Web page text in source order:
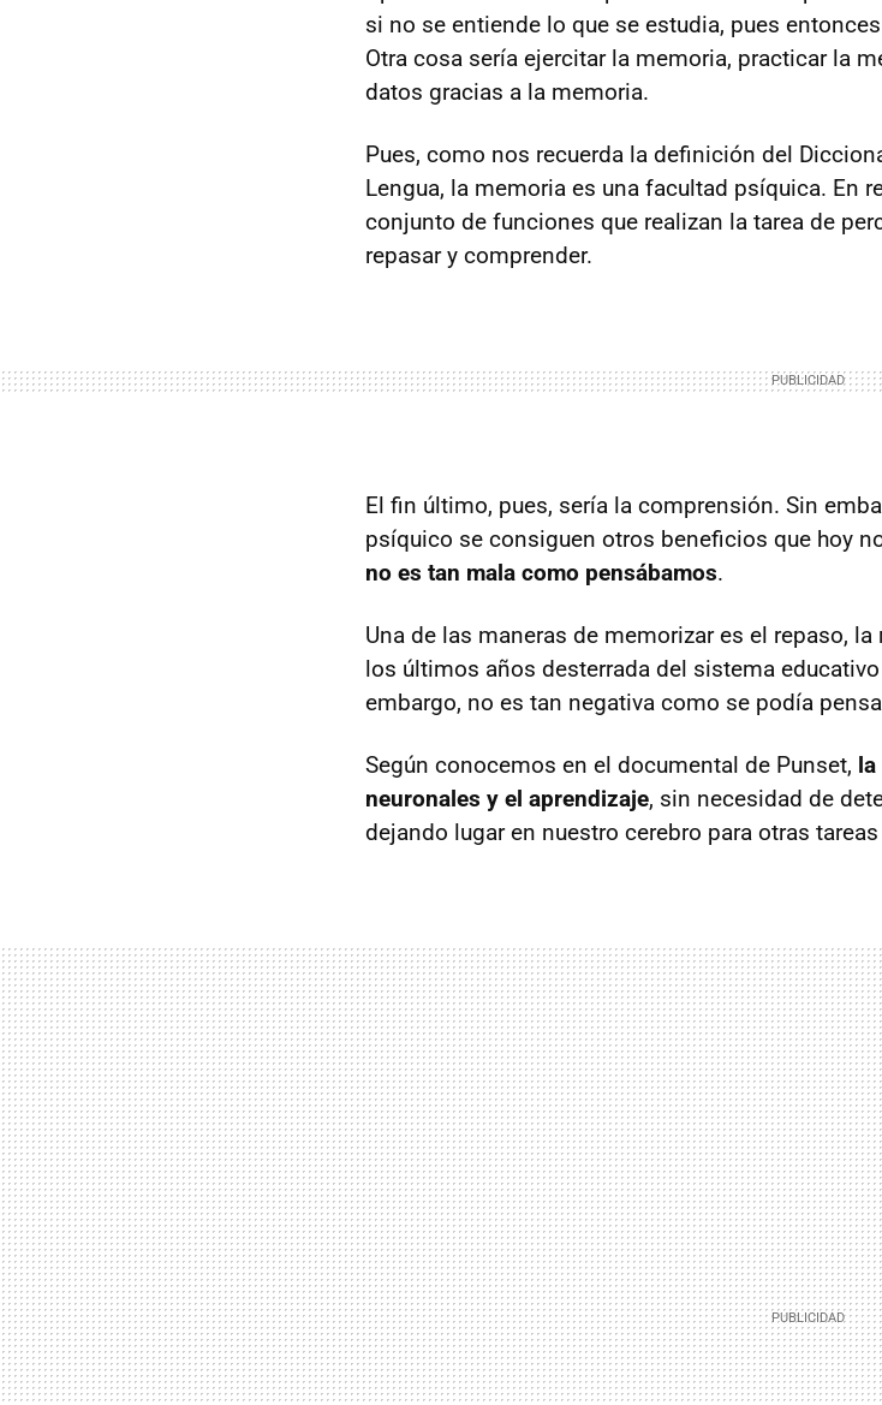
si no se entiende lo que se estudia, pues
Otra cosa sería ejercitar la memoria, practicar la
datos gracias a la memoria.
Pues, como nos recuerda la definición del
Lengua, la memoria es una facultad psíquica. En
conjunto de funciones que realizan la tarea de
repasar y comprender.
El fin último, pues, sería la comprensión. Sin
psíquico se consiguen otros beneficios que hoy
no es tan mala como pensábamos.
Una de las maneras de memorizar es el repaso,
los últimos años desterrada del sistema
embargo, no es tan negativa como se podía
Según conocemos en el documental de Punset,
neuronales y el aprendizaje, sin necesidad de
dejando lugar en nuestro cerebro para otras